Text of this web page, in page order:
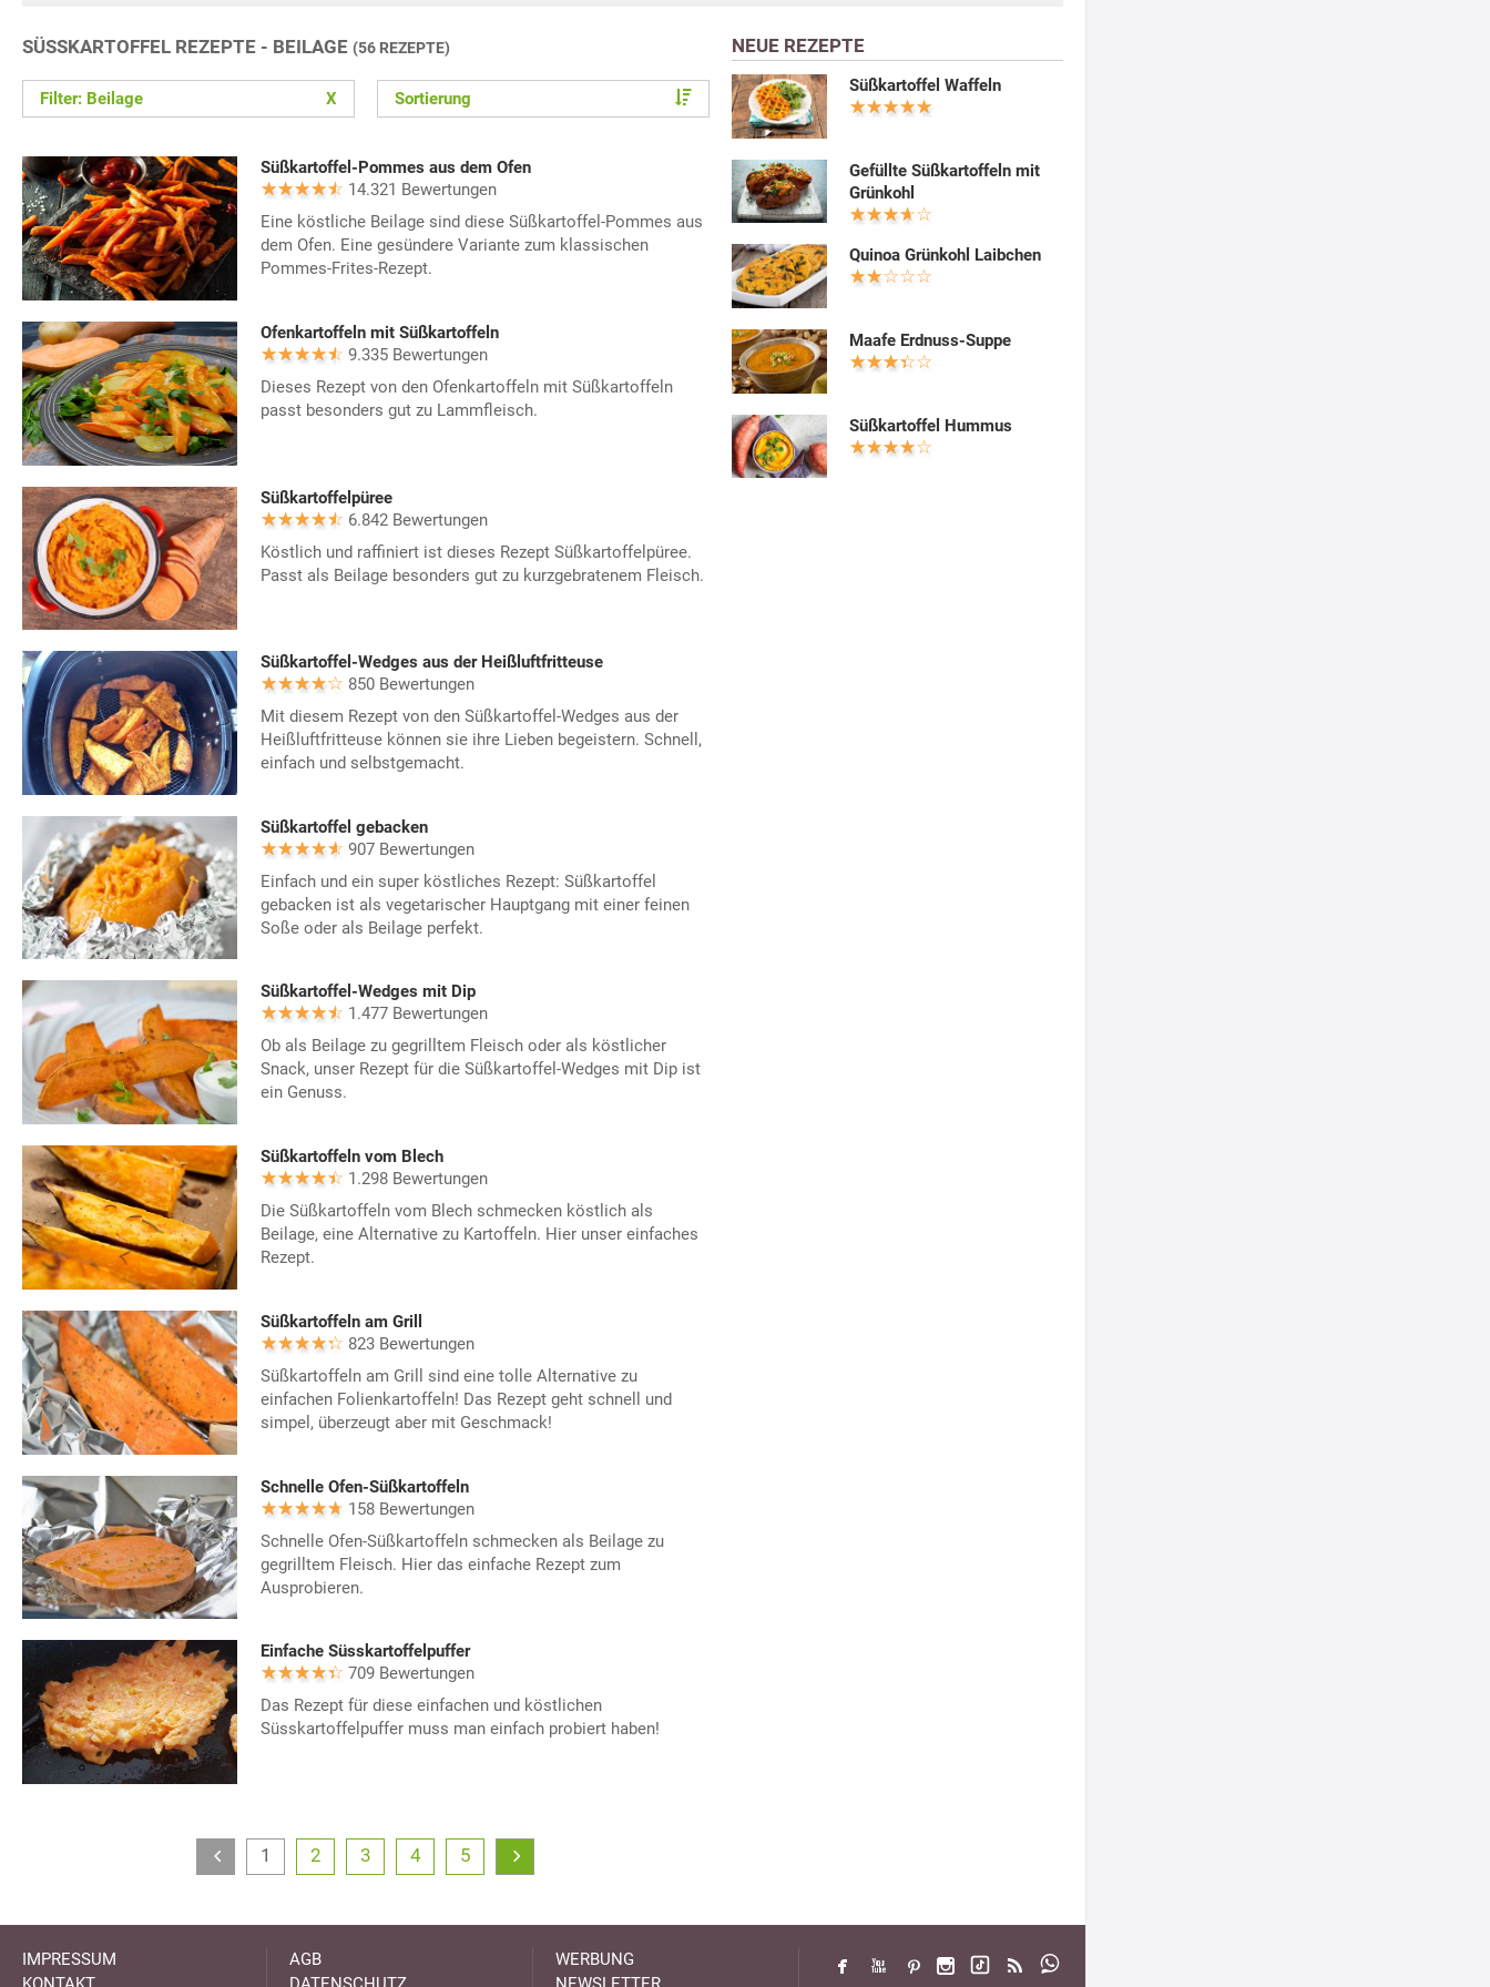
SÜSSKARTOFFEL REZEPTE - BEILAGE (56 REZEPTE)
Filter: Beilage X Sortierung
Süßkartoffel-Pommes aus dem Ofen
14.321 Bewertungen
Eine köstliche Beilage sind diese Süßkartoffel-Pommes aus
dem Ofen. Eine gesündere Variante zum klassischen
Pommes-Frites-Rezept.
Ofenkartoffeln mit Süßkartoffeln
9.335 Bewertungen
Dieses Rezept von den Ofenkartoffeln mit Süßkartoffeln
passt besonders gut zu Lammfleisch.
Süßkartoffelpüree
6.842 Bewertungen
Köstlich und raffiniert ist dieses Rezept Süßkartoffelpüree.
Passt als Beilage besonders gut zu kurzgebratenem Fleisch.
Süßkartoffel-Wedges aus der Heißluftfritteuse
850 Bewertungen
Mit diesem Rezept von den Süßkartoffel-Wedges aus der
Heißluftfritteuse können sie ihre Lieben begeistern. Schnell,
einfach und selbstgemacht.
Süßkartoffel gebacken
907 Bewertungen
Einfach und ein super köstliches Rezept: Süßkartoffel
gebacken ist als vegetarischer Hauptgang mit einer feinen
Soße oder als Beilage perfekt.
Süßkartoffel-Wedges mit Dip
1.477 Bewertungen
Ob als Beilage zu gegrilltem Fleisch oder als köstlicher
Snack, unser Rezept für die Süßkartoffel-Wedges mit Dip ist
ein Genuss.
Süßkartoffeln vom Blech
1.298 Bewertungen
Die Süßkartoffeln vom Blech schmecken köstlich als
Beilage, eine Alternative zu Kartoffeln. Hier unser einfaches
Rezept.
Süßkartoffeln am Grill
823 Bewertungen
Süßkartoffeln am Grill sind eine tolle Alternative zu
einfachen Folienkartoffeln! Das Rezept geht schnell und
simpel, überzeugt aber mit Geschmack!
Schnelle Ofen-Süßkartoffeln
158 Bewertungen
Schnelle Ofen-Süßkartoffeln schmecken als Beilage zu
gegrilltem Fleisch. Hier das einfache Rezept zum
Ausprobieren.
Einfache Süsskartoffelpuffer
709 Bewertungen
Das Rezept für diese einfachen und köstlichen
Süsskartoffelpuffer muss man einfach probiert haben!
1 2 3 4 5
NEUE REZEPTE
Süßkartoffel Waffeln
Gefüllte Süßkartoffeln mit
Grünkohl
Quinoa Grünkohl Laibchen
Maafe Erdnuss-Suppe
Süßkartoffel Hummus
IMPRESSUM
AGB
WERBUNG